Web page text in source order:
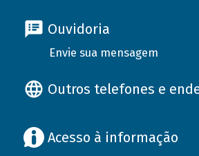
Ouvidoria
Envie sua mensagem
Outros telefones e
Acesso à informação